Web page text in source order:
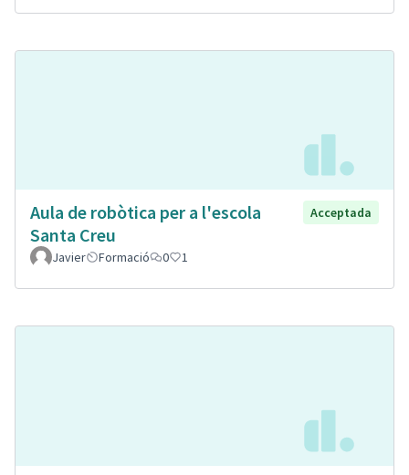
Aula de robòtica per a l'escola
Santa Creu
Acceptada
Javier Formació 0 1